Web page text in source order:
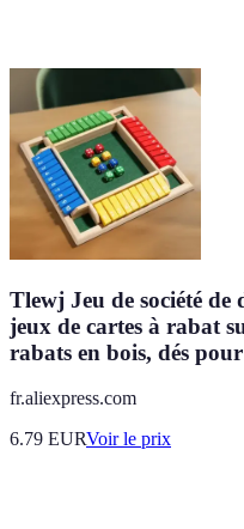
Tlewj Jeu de société de
jeux de cartes à rabat
rabats en bois, dés
fr.aliexpress.com
6.79 EURVoir le prix